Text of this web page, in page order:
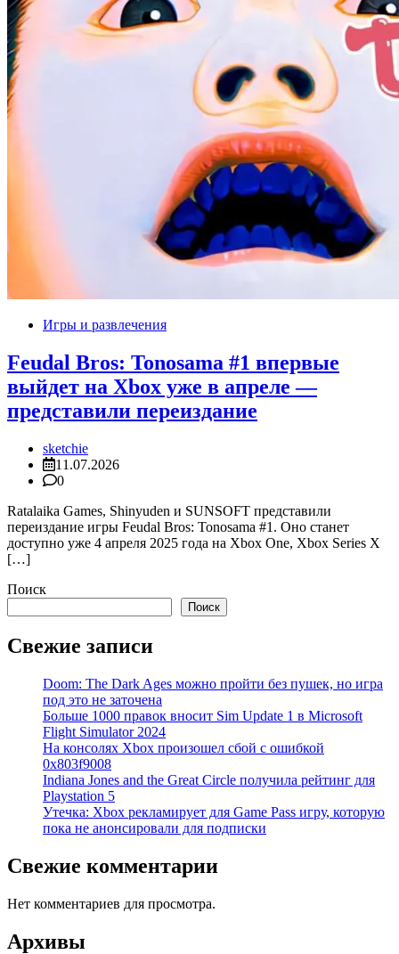
Игры и развлечения
Feudal Bros: Tonosama #1 впервые
выйдет на Xbox уже в апреле —
представили переиздание
sketchie
11.07.2026
0
Ratalaika Games, Shinyuden и SUNSOFT представили
переиздание игры Feudal Bros: Tonosama #1. Оно станет
доступно уже 4 апреля 2025 года на Xbox One, Xbox Series X
[…]
Поиск
Поиск
Свежие записи
Doom: The Dark Ages можно пройти без пушек, но игра
под это не заточена
Больше 1000 правок вносит Sim Update 1 в Microsoft
Flight Simulator 2024
На консолях Xbox произошел сбой с ошибкой
0x803f9008
Indiana Jones and the Great Circle получила рейтинг для
Playstation 5
Утечка: Xbox рекламирует для Game Pass игру, которую
пока не анонсировали для подписки
Свежие комментарии
Нет комментариев для просмотра.
Архивы